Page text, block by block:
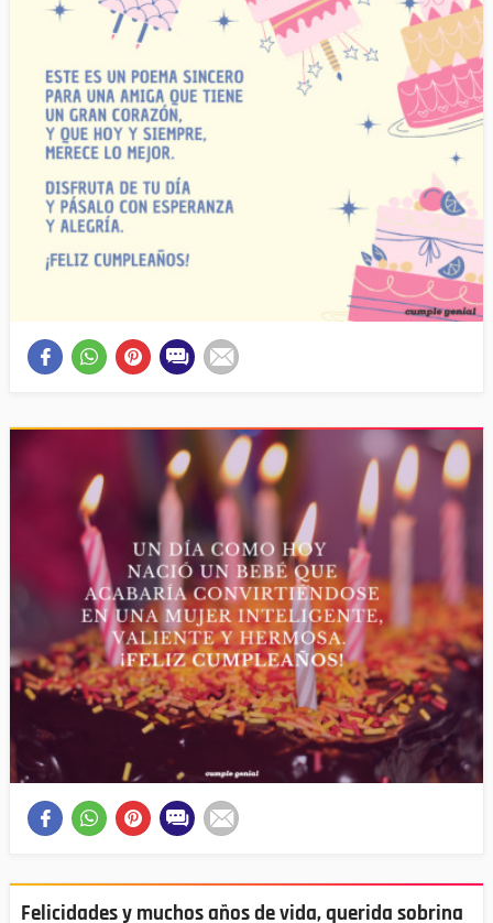
Felicidades y muchos años de vida, querida sobrina